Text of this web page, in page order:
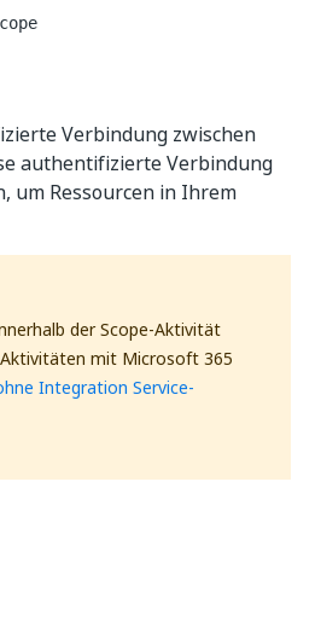
Verbindung zwischen
authentifizierte Verbindung
um Ressourcen in Ihrem
der Scope-Aktivität
mit Microsoft 365
Integration Service-